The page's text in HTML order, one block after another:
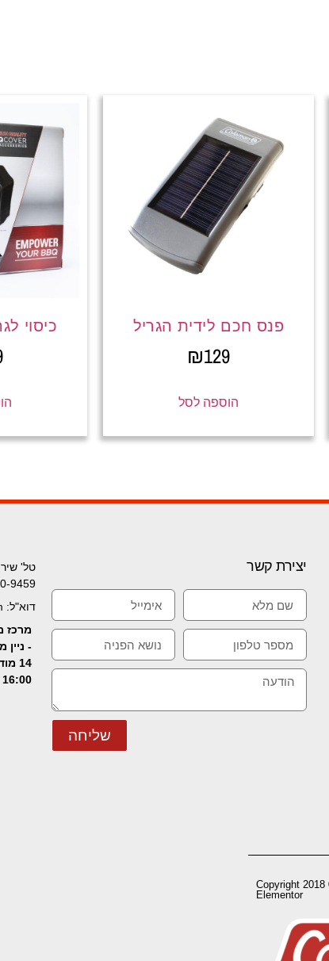
פנס חכם לידית הגריל
₪129
הוספה לסל
כיסוי לגריל 2
יצירת קשר
שליחה
טל'
9459
דוא"ל: info@9-cp.com
מרכז
- ניין
16:00
Copyright
Elementor